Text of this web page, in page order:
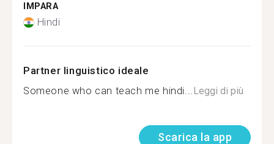
IMPARA
Hindi
Partner linguistico ideale
Someone who can teach me hindi...Leggi di più
Scarica la app